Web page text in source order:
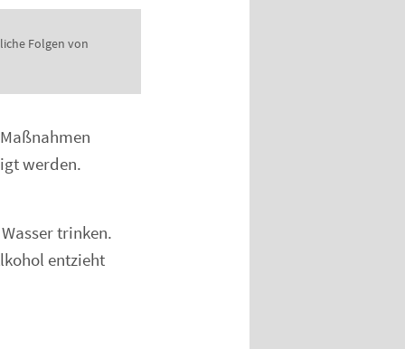
Folgen von
werden.
trinken.
entzieht